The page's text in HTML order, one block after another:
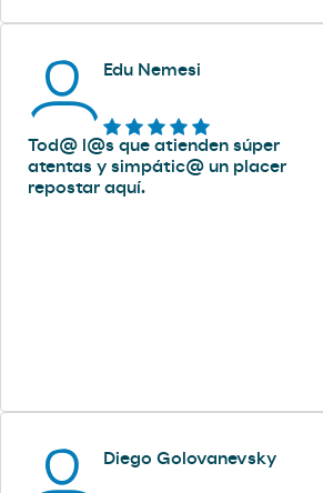
Edu Nemesi
Tod@ l@s que atienden súper
atentas y simpátic@ un placer
repostar aquí.
Diego Golovanevsky